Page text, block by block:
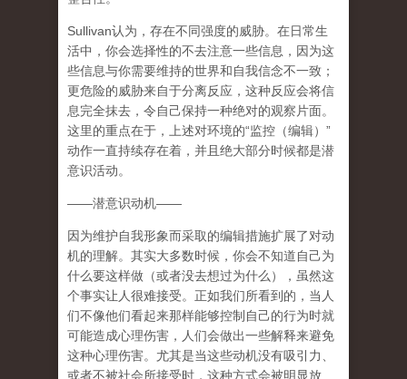
Sullivan认为，存在不同强度的威胁。在日常生
活中，你会选择性的不去注意一些信息，因为这
些信息与你需要维持的世界和自我信念不一致；
更危险的威胁来自于分离反应，这种反应会将信
息完全抹去，令自己保持一种绝对的观察片面。
这里的重点在于，
上述对环境的“监控（编辑）”
动作一直持续存在着，并且绝大部分时候都是潜
意识活动。
——潜意识动机——
因为维护自我形象而采取的编辑措施扩展了对动
机的理解。其实大多数时候，你会不知道自己为
什么要这样做（或者没去想过为什么），虽然这
个事实让人很难接受。正如我们所看到的，当人
们不像他们看起来那样能够控制自己的行为时就
可能造成心理伤害，人们会做出一些解释来避免
这种心理伤害。尤其是当这些动机没有吸引力、
或者不被社会所接受时，这种方式会被明显放